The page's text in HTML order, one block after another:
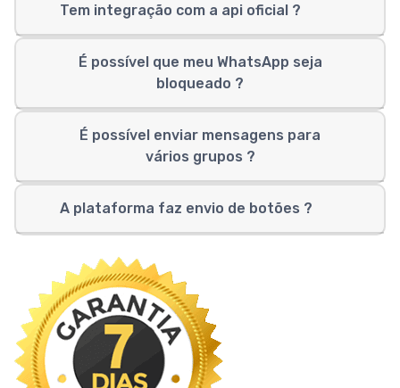
Tem integração com a api oficial ?
É possível que meu WhatsApp seja
bloqueado ?
É possível enviar mensagens para
vários grupos ?
A plataforma faz envio de botões ?